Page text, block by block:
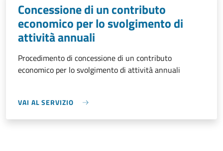
Concessione di un contributo
economico per lo svolgimento di
attività annuali
Procedimento di concessione di un contributo
economico per lo svolgimento di attività annuali
VAI AL SERVIZIO